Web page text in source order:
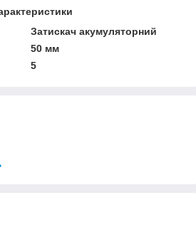
Затискач акумуляторний
50 мм
5